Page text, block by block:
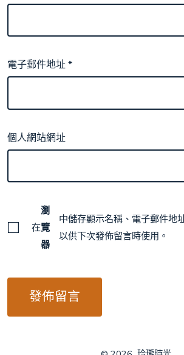
電子郵件地址*
個人網站網址
在
瀏
覽
器
中儲存顯示名稱、電子郵件地
以供下次發佈留言時使用。